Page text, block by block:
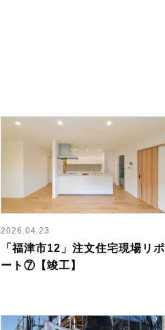
2026.04.23
「福津市12」注文住宅現場リポ
ート⑦【竣工】